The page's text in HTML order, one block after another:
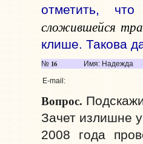
отметить,
сложившейся
клише. Такова
№16
Имя: Надежда
E-mail:
Вопрос.
Зачет излишне
2008 года